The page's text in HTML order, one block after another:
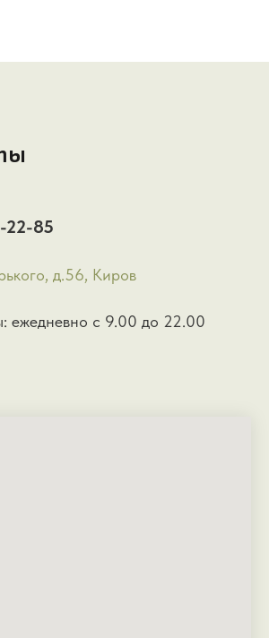
22-85
д.56, Киров
ежедневно с 9.00 до 22.00